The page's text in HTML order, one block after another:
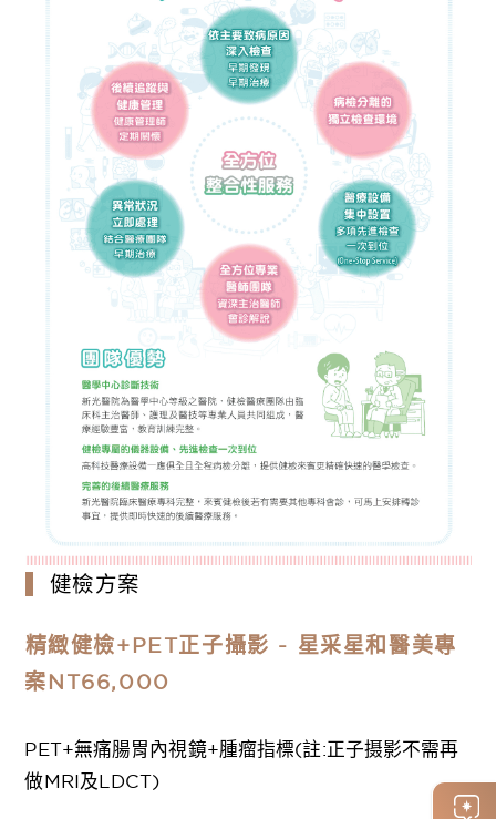
健檢方案
精緻健檢+PET正子攝影 - 星采星和醫美專
案NT66,000
PET+無痛腸胃內視鏡+腫瘤指標(註:正子摄影不需再
做MRI及LDCT)